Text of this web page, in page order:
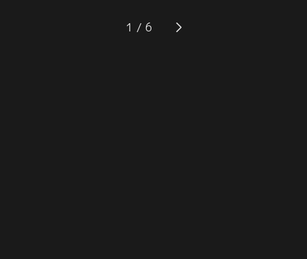
た。組の幹部たちが集まり、跡目と
して中村が正式に認められようとす
が、攘夷浪士になるためには桂直々
の面接や、さらには筆記の採用試験
1